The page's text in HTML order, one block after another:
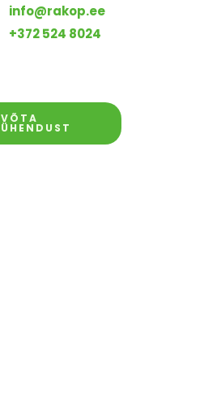
info@rakop.ee
+372 524 8024
VÕTA
ÜHENDUST